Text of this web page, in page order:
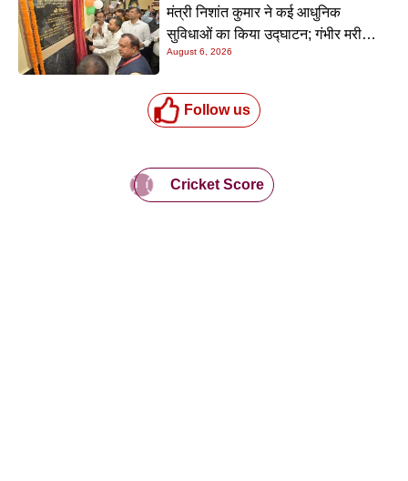
मंत्री निशांत कुमार ने कई आधुनिक
सुविधाओं का किया उद्घाटन; गंभीर मरीजों
के इलाज में आएगा बड़ा सुधार
August 6, 2026
Follow us
Cricket Score